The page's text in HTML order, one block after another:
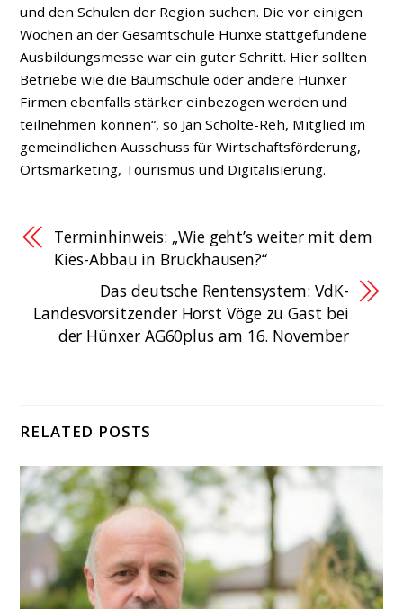
und den Schulen der Region suchen. Die vor einigen
Wochen an der Gesamtschule Hünxe stattgefundene
Ausbildungsmesse war ein guter Schritt. Hier sollten
Betriebe wie die Baumschule oder andere Hünxer
Firmen ebenfalls stärker einbezogen werden und
teilnehmen können“, so Jan Scholte-Reh, Mitglied im
gemeindlichen Ausschuss für Wirtschaftsförderung,
Ortsmarketing, Tourismus und Digitalisierung.
Terminhinweis: „Wie geht’s weiter mit dem
Kies-Abbau in Bruckhausen?“
Das deutsche Rentensystem: VdK-
Landesvorsitzender Horst Vöge zu Gast bei
der Hünxer AG60plus am 16. November
RELATED POSTS